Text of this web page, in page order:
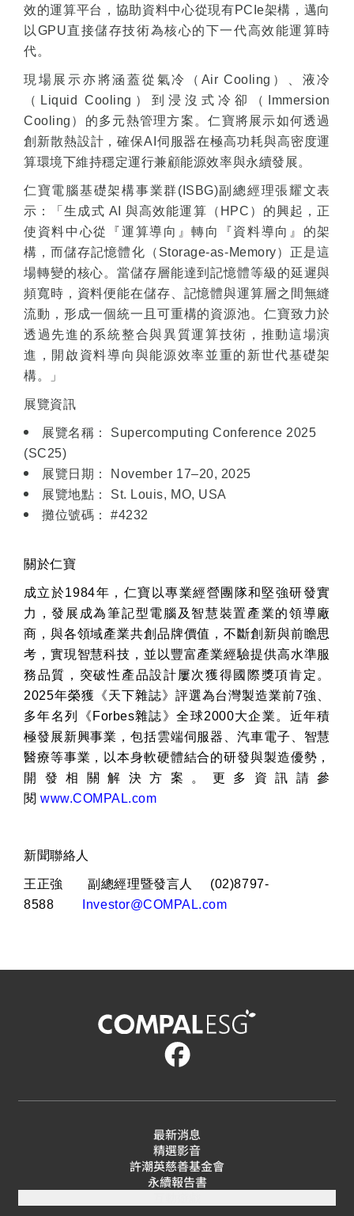
效的運算平台，協助資料中心從現有PCIe架構，邁向
以 GPU直接儲存技術為核心的下一代高效能運算時
代。
現場展示亦將涵蓋從氣冷（ Air Cooling ）、液冷
（ Liquid Cooling ）到浸沒式冷卻（
Immersion
Cooling ）的多元熱管理方案。仁寶將展示如何透過
創新散熱設計，確保AI 伺服器在極高功耗與高密度運
算環境下維持穩定運行兼顧能源效率與永續發展。
仁寶電腦基礎架構事業群(ISBG)副總經理張耀文表
示：「生成式 AI 與高效能運算（ HPC ）的興起，正
使資料中心從『運算導向』轉向『資料導向』的架
構，而儲存記憶體化（ Storage-as-Memory）正是這
場轉變的核心。當儲存層能達到記憶體等級的延遲與
頻寬時，資料便能在儲存、記憶體與運算層之間無縫
流動，形成一個統一且可重構的資源池。仁寶致力於
透過先進的系統整合與異質運算技術，推動這場演
進，開啟資料導向與能源效率並重的新世代基礎架
構。」
展覽資訊
展覽名稱：
Supercomputing Conference 2025
(SC25)
展覽日期：
November 17–20, 2025
展覽地點：
St. Louis, MO, USA
攤位號碼：
#4232
關於仁寶
成立於1984年，仁寶以專業經營團隊和堅強研發實
力，發展成為筆記型電腦及智慧裝置產業的領導廠
商，與各領域產業共創品牌價值，不斷創新與前瞻思
考，實現智慧科技，並以豐富產業經驗提供高水準服
務品質，突破性產品設計屢次獲得國際獎項肯定。
2025年榮獲《天下雜誌》評選為台灣製造業前7強、
多年名列《 Forbes雜誌》全球2000大企業。近年積
極發展新興事業，包括雲端伺服器、汽車電子、智慧
醫療等事業，以本身軟硬體結合的研發與製造優勢，
開發相關解決方案。更多資訊請參
閱 www.COMPAL.com
新聞聯絡人
王正強 副總經理暨發言人
(02)8797-
8588
Investor@COMPAL.com
最新消息
精選影音
許潮英慈善基金會
永續報告書